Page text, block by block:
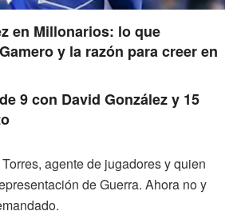
en Millonarios: lo que
y la razón para creer en
9 con David González y 15
agente de jugadores y quien
de Guerra. Ahora no y